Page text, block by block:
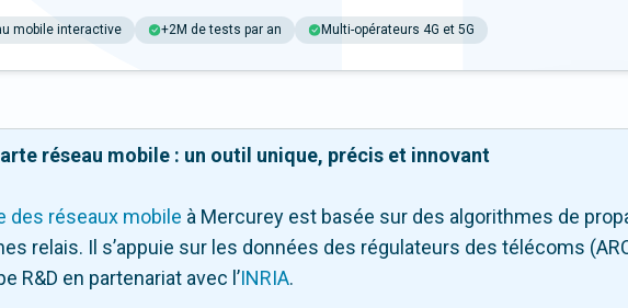
mobile interactive +2M de tests par an Multi-opérateurs 4G et 5G
réseau mobile : un outil unique, précis et innovant
des réseaux mobile à Mercurey est basée sur des algorithmes de
relais. Il s’appuie sur les données des régulateurs des télécoms
R&D en partenariat avec l ’INRIA.